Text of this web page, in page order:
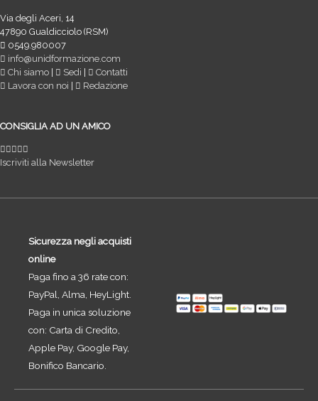
Via degli Aceri, 14
47890 Gualdicciolo (RSM)
0549.980007
info@unidformazione.com
Chi siamo | Sedi |
Contatti
Lavora con noi | Redazione
CONSIGLIA AD UN AMICO
Iscriviti alla Newsletter
Sicurezza negli acquisti
online
Paga fino a 36 rate con:
PayPal, Alma, HeyLight.
Paga in unica soluzione
con: Carta di Credito,
Apple Pay, Google Pay,
Bonifico Bancario.